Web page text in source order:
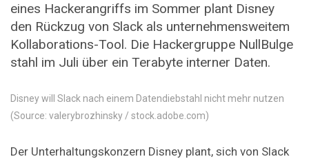
eines Hackerangriffs im Sommer plant Disney
den Rückzug von Slack als unternehmensweitem
Kollaborations-Tool. Die Hackergruppe NullBulge
stahl im Juli über ein Terabyte interner Daten.
Disney will Slack nach einem Datendiebstahl nicht mehr nutzen
(Source: valerybrozhinsky / stock.adobe.com)
Der Unterhaltungskonzern Disney plant, sich von Slack